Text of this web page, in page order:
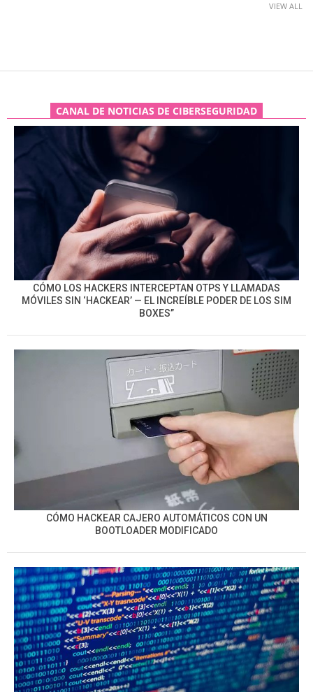
VIEW ALL
CANAL DE NOTICIAS DE CIBERSEGURIDAD
CÓMO LOS HACKERS INTERCEPTAN OTPS Y LLAMADAS
MÓVILES SIN ‘HACKEAR’ — EL INCREÍBLE PODER DE LOS SIM
BOXES”
CÓMO HACKEAR CAJERO AUTOMÁTICOS CON UN
BOOTLOADER MODIFICADO